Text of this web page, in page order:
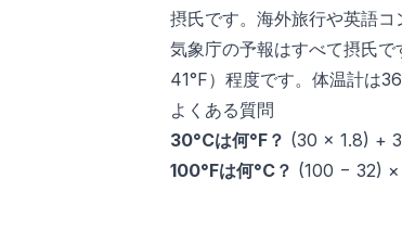
摂氏です。海外旅行や英語コ
気象庁の予報はすべて摂氏
41°F）程度です。体温計は
よくある質問
30°Cは何°F？ (30 × 1.8) +
100°Fは何°C？ (100 − 32) ×